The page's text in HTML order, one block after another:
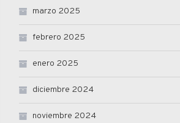
marzo 2025
febrero 2025
enero 2025
diciembre 2024
noviembre 2024